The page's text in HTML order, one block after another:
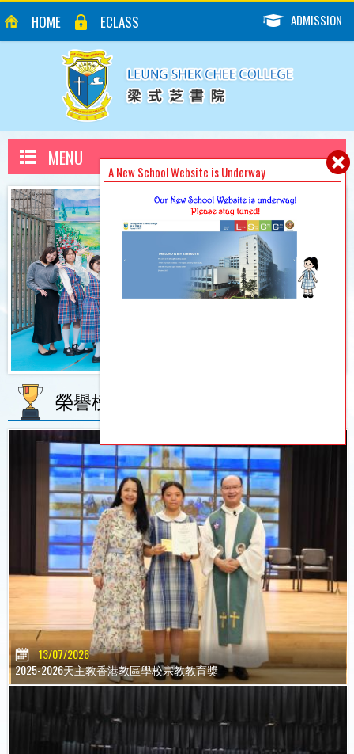
A New School Website is Underway
HOME ECLASS ADMISSION
MENU
榮譽榜
13/07/2026
2025-2026天主教香港教區學校宗教教育獎